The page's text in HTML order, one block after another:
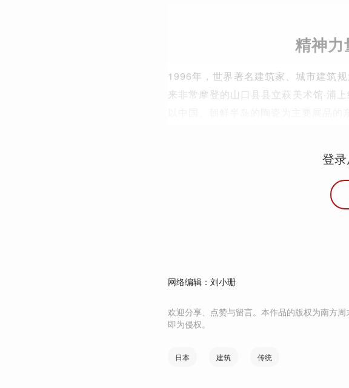
精神力
1996年，世界著名建筑家、城市建筑
来非常摩登的山口县县立萩美术馆·浦
登
网络编辑：刘小珊
欢迎分享、点赞与留言。本作品的版权为南方
即为侵权。
日本 建筑 传统